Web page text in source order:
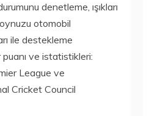
denetleme, ışıkları
otomobil
ile destekleme
ve istatistikleri:
League ve
Cricket Council